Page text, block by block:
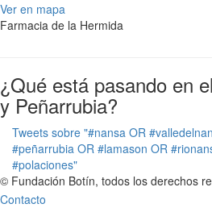
Ver en mapa
Farmacia de la Hermida
¿Qué está pasando en
y Peñarrubia?
Tweets sobre "#nansa OR
#peñarrubia OR #lamason OR
#polaciones"
© Fundación Botín, todos los derechos
Contacto